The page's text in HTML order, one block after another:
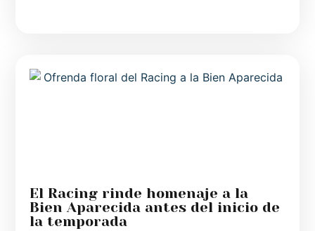
El Racing rinde homenaje a la
Bien Aparecida antes del inicio de
la temporada